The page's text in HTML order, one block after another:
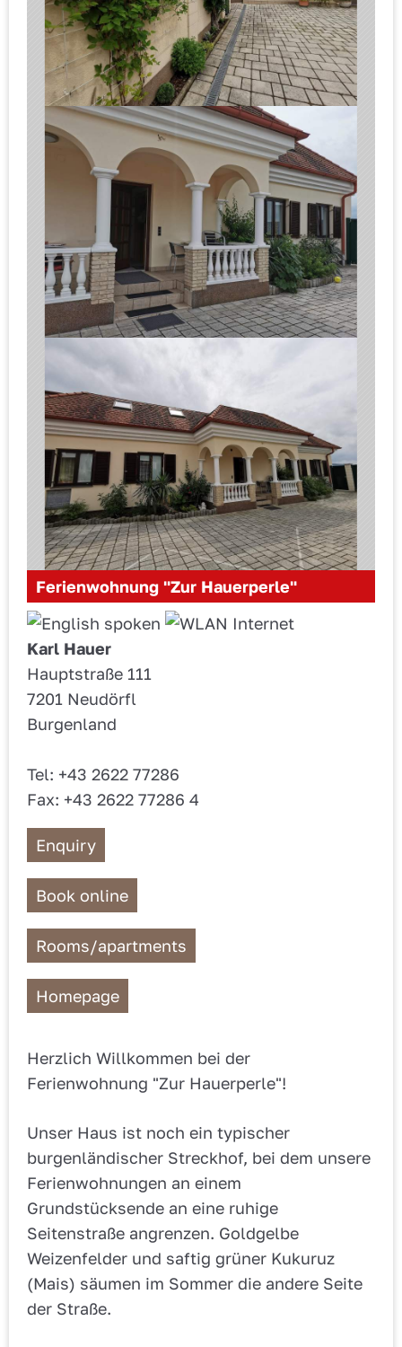
Ferienwohnung "Zur Hauerperle"
Karl Hauer
Hauptstraße 111
7201 Neudörfl
Burgenland
Tel: +43 2622 77286
Fax: +43 2622 77286 4
Enquiry
Book online
Rooms/apartments
Homepage
Herzlich Willkommen bei der
Ferienwohnung "Zur Hauerperle"!
Unser Haus ist noch ein typischer
burgenländischer Streckhof, bei dem unsere
Ferienwohnungen an einem
Grundstücksende an eine ruhige
Seitenstraße angrenzen. Goldgelbe
Weizenfelder und saftig grüner Kukuruz
(Mais) säumen im Sommer die andere Seite
der Straße.